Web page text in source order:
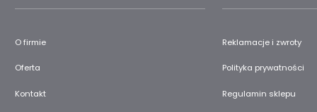
O firmie
Oferta
Kontakt
Reklamacje i zwroty
Polityka prywatności
Regulamin sklepu